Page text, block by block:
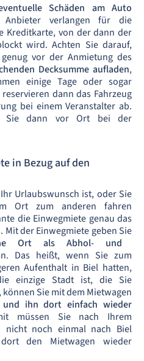
Schäden am Auto
verlangen für die
Kreditkarte, von der dann der
wird. Achten Sie darauf,
vor der Anmietung des
Decksumme aufladen,
einige Tage oder sogar
dann das Fahrzeug
bei einem Veranstalter ab.
Sie dann vor Ort bei der
in Bezug auf den
Urlaubswunsch ist, oder Sie
Ort zum anderen fahren
die Einwegmiete genau das
Mit der Einwegmiete geben Sie
Ort als Abhol- und
Das heißt, wenn Sie zum
Aufenthalt in Biel hatten,
einzige Stadt ist, die Sie
Sie mit dem Mietwagen
und ihn dort einfach wieder
müssen Sie nach Ihrem
nicht noch einmal nach Biel
den Mietwagen wieder